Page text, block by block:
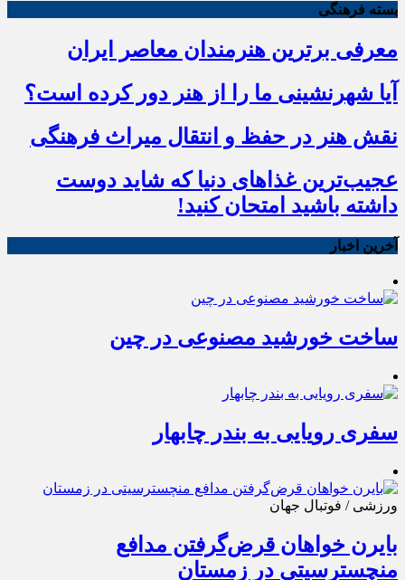
بسته فرهنگی
معرفی برترین هنرمندان معاصر ایران
آیا شهرنشینی ما را از هنر دور کرده است؟
نقش هنر در حفظ و انتقال میراث فرهنگی
عجیب‌ترین غذاهای دنیا که شاید دوست
داشته باشید امتحان کنید!
آخرین اخبار
ساخت خورشید مصنوعی در چین
سفری رویایی به بندر چابهار
ورزشی / فوتبال جهان
بایرن خواهان قرض‌گرفتن مدافع
منچسترسیتی در زمستان